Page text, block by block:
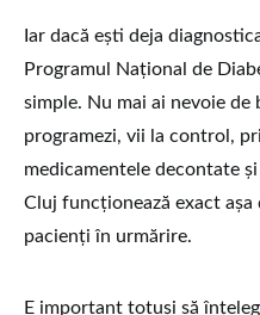
Iar dacă ești deja
Programul Național de
simple. Nu mai ai nevoie de
programezi, vii la control,
medicamentele decontate
Cluj funcționează exact așa
pacienți în urmărire.
E important totuși să